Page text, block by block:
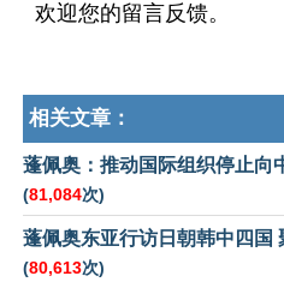
欢迎您的留言反馈。
相关文章：
蓬佩奥：推动国际组织停止向
(81,084次)
蓬佩奥东亚行访日朝韩中四国
(80,613次)